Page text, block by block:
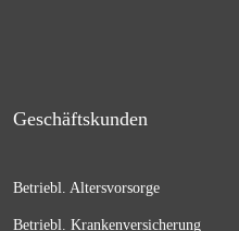
Geschäftskunden
Betriebl. Altersvorsorge
Betriebl. Krankenversicherung